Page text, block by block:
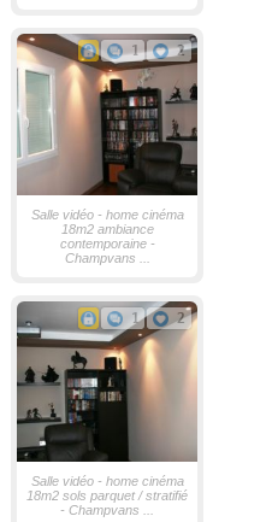
1 2
Salle vidéo - home cinéma
18m2 ambiance
contemporaine -
Champvans ...
1 2
Salle vidéo - home cinéma
18m2 sols parquet / stratifié
- Champvans ...